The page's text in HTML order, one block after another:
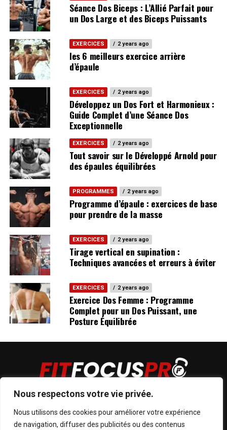
Nous respectons votre vie privée.
Nous utilisons des cookies pour améliorer votre expérience
de navigation, diffuser des publicités ou des contenus
Séance Dos Biceps : L’Allié Parfait pour
un Dos Large et des Biceps Puissants
EXERCICES 2 years ago
les 6 meilleurs exercice arrière
d’épaule
EXERCICES 2 years ago
Développez un Dos Fort et Harmonieux :
Guide Complet d’une Séance Dos
Exceptionnelle
EXERCICES 2 years ago
Tout savoir sur le Développé Arnold pour
des épaules équilibrées
PROGRAMMES 2 years ago
Programme d’épaule : exercices de base
pour prendre de la masse
EXERCICES 2 years ago
Tirage vertical en supination :
Techniques avancées et erreurs à éviter
EXERCICES 2 years ago
Exercice Dos Femme : Programme
Complet pour un Dos Puissant, une
Posture Équilibrée